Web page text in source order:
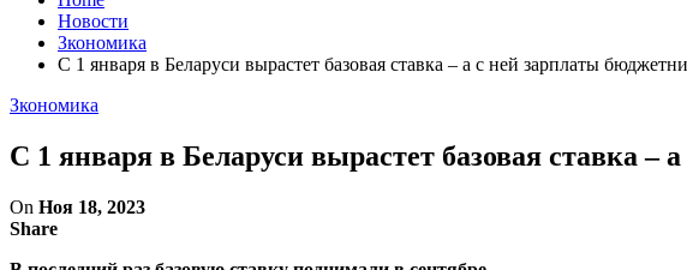
Новости
Зкономика
С 1 января в Беларуси вырастет базовая ставка – а с ней зарплаты
Зкономика
С 1 января в Беларуси вырастет базовая ставка –
On Ноя 18, 2023
Share